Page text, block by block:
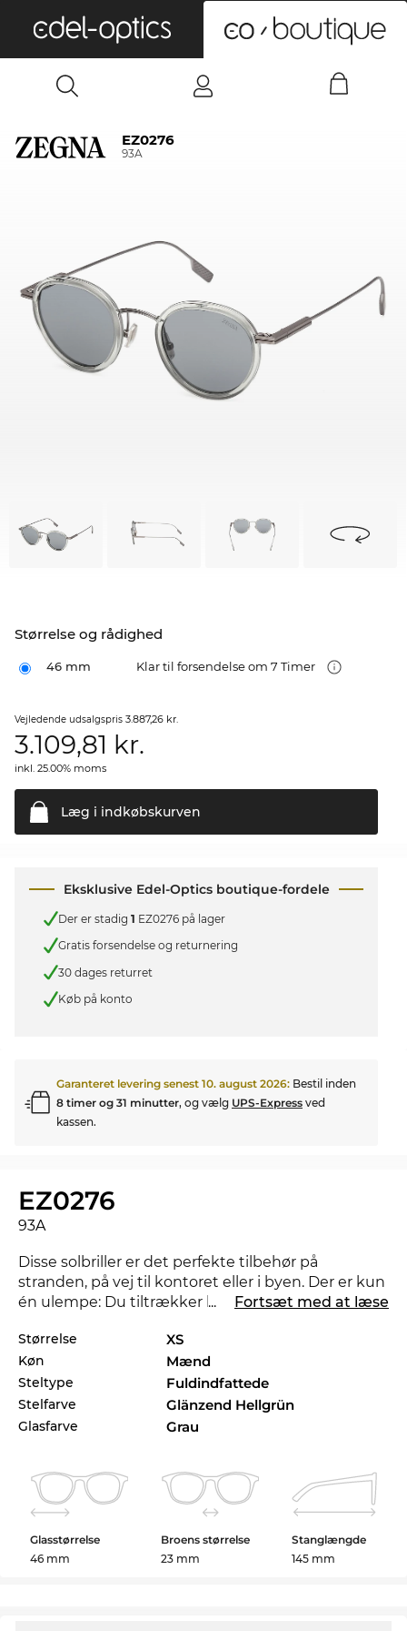
EZ0276
93A
Størrelse og rådighed
46 mm Klar til forsendelse om 7 Timer
Vejledende udsalgspris 3.887,26 kr.
3.109,81 kr.
inkl. 25.00% moms
Læg i indkøbskurven
Eksklusive Edel-Optics boutique-fordele
Der er stadig 1 EZ0276 på lager
Gratis forsendelse og returnering
30 dages returret
Køb på konto
Garanteret levering senest 10. august 2026: Bestil inden
8 timer og 31 minutter, og vælg UPS-Express ved
kassen.
EZ0276
93A
Disse solbriller er det perfekte tilbehør på
stranden, på vej til kontoret eller i byen. Der er kun
én ulempe: Du tiltrækker helt sikkert et par
Ligetil og stærk i materialer og udførelse:
herrebrille
står for stilfuldt design og
selvbevidsthed. Funktionelt er du selvfølgelig også
på den sikre side. Med 100%
På ingen tid er dine briller færdige og på vej hjem
til dig. I vores onlineshop har vi konsekvent lave
priser. Så billigt kan du ikke engang finde EZ0276
på udsalg.
... Fortsæt med at læse
Størrelse XS
Køn Mænd
Steltype Fuldindfattede
Stelfarve Glänzend Hellgrün
Glasfarve Grau
Glasstørrelse
46 mm
Broens størrelse
23 mm
Stanglængde
145 mm